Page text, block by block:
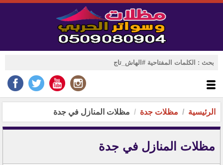
الرئيسية مظلات جدة مظلات المنازل في جدة
مظلات المنازل في جدة